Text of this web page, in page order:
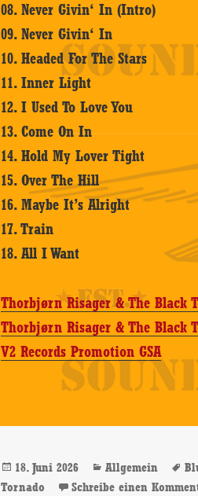
08. Never Givin‘ In (Intro)
09. Never Givin‘ In
10. Headed For The Stars
11. Inner Light
12. I Used To Love You
13. Come On In
14. Hold My Lover Tight
15. Over The Hill
16. Maybe It’s Alright
17. Train
18. All I Want
Thorbjørn Risager & The Black
Thorbjørn Risager & The Black
V2 Records Promotion GSA
Veröffentlicht
am
18. Juni 2026 Kategorien
Allgemein
Tornado
Schreibe einen